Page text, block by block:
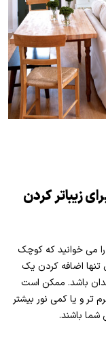
زیباتر کردن
را می خوانید که کوچک
تنها اضافه کردن یک
باشد. ممکن است
تر و یا کمی نور بیشتر
شما باشند.